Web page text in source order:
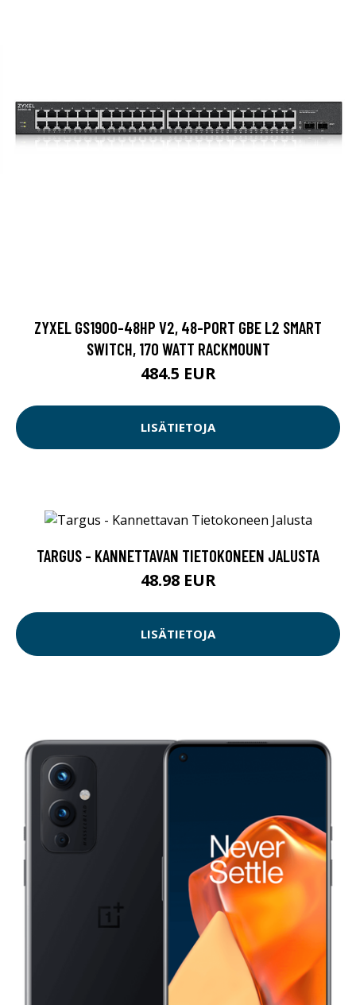
ZYXEL GS1900-48HP V2, 48-PORT GBE L2 SMART
SWITCH, 170 WATT RACKMOUNT
484.5 EUR
LISÄTIETOJA
TARGUS - KANNETTAVAN TIETOKONEEN JALUSTA
48.98 EUR
LISÄTIETOJA